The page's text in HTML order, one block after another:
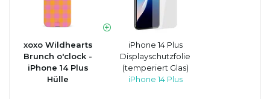
xoxo Wildhearts
Brunch o'clock -
iPhone 14 Plus
Hülle
iPhone 14 Plus
Displayschutzfolie
(temperiert Glas)
iPhone 14 Plus